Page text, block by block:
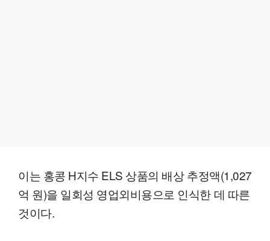
이는 홍콩 H지수 ELS 상품의 배상 추정액(1,027
억 원)을 일회성 영업외비용으로 인식한 데 따른
것이다.